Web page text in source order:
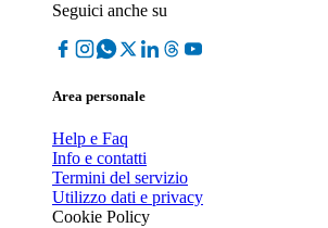
Seguici anche su
Area personale
Help e Faq
Info e contatti
Termini del servizio
Utilizzo dati e privacy
Cookie Policy